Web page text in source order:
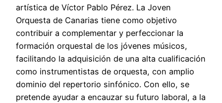
artística de Víctor Pablo Pérez. La Joven
Orquesta de Canarias tiene como objetivo
contribuir a complementar y perfeccionar la
formación orquestal de los jóvenes músicos,
facilitando la adquisición de una alta cualificación
como instrumentistas de orquesta, con amplio
dominio del repertorio sinfónico. Con ello, se
pretende ayudar a encauzar su futuro laboral, a la